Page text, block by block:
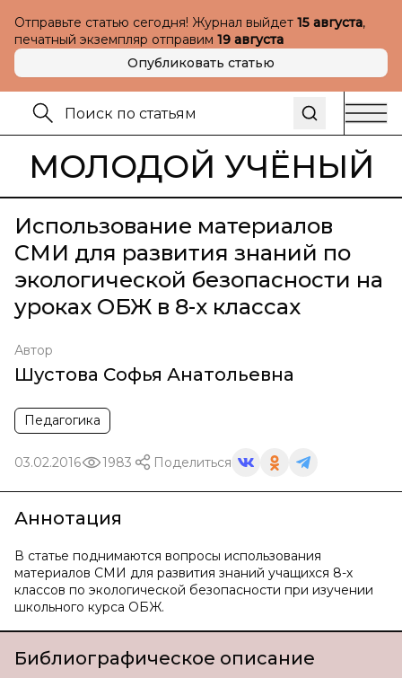
Отправьте статью сегодня! Журнал выйдет 15 августа,
печатный экземпляр отправим 19 августа
Опубликовать статью
МОЛОДОЙ УЧЁНЫЙ
Использование материалов
СМИ для развития знаний по
экологической безопасности на
уроках ОБЖ в 8-х классах
Автор
Шустова Софья Анатольевна
Педагогика
03.02.2016 1983 Поделиться
Аннотация
В статье поднимаются вопросы использования
материалов СМИ для развития знаний учащихся 8-х
классов по экологической безопасности при изучении
школьного курса ОБЖ.
Библиографическое описание